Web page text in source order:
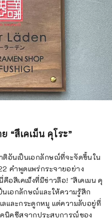
“สึเคเม็น คุโระ”
ติอันเป็นเอกลักษณ์ที่จะจัดขึ้นใน
คำพูดแพร่กระจายอย่าง
อสึเคเม็งที่มีข่าวลือ! "สึเคเมน คุ
นเอกลักษณ์และให้ความรู้สึก
และกระดูกหมู แต่ความลับอยู่ที่
คนิคชีสจากประสบการณ์ของ